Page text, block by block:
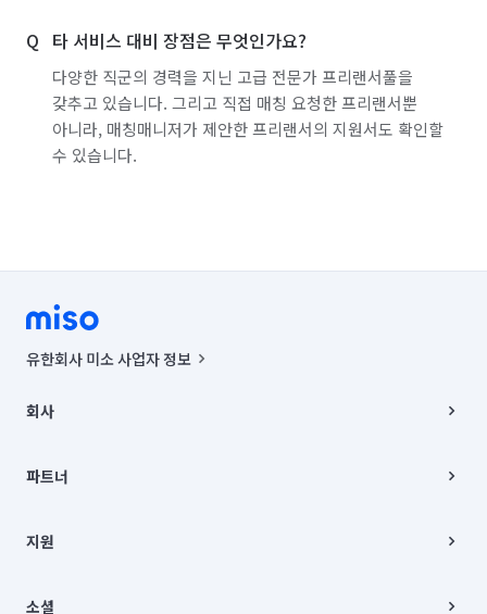
타 서비스 대비 장점은 무엇인가요?
다양한 직군의 경력을 지닌 고급 전문가 프리랜서풀을
갖추고 있습니다. 그리고 직접 매칭 요청한 프리랜서뿐
아니라, 매칭매니저가 제안한 프리랜서의 지원서도 확인할
수 있습니다.
유한회사 미소 사업자 정보
00019 |
주소 | 본사: 서울특별시 종로구 율곡로 6(중학동, 트윈트리빌딩) B동 5층
컨택센터 : 서울특별시 종로구 수송동 율곡로 24, 7층, 8층 미소
상품, 상품정보, 거래에 관한 의무와 책임은 거래당사자에게 있습니다.
언론 보도 관련 문의:
© 유한회사 미소. Miso, Inc. All Rights Reserved.
회사
채용
파트너
이사
지원
이용약관
소셜